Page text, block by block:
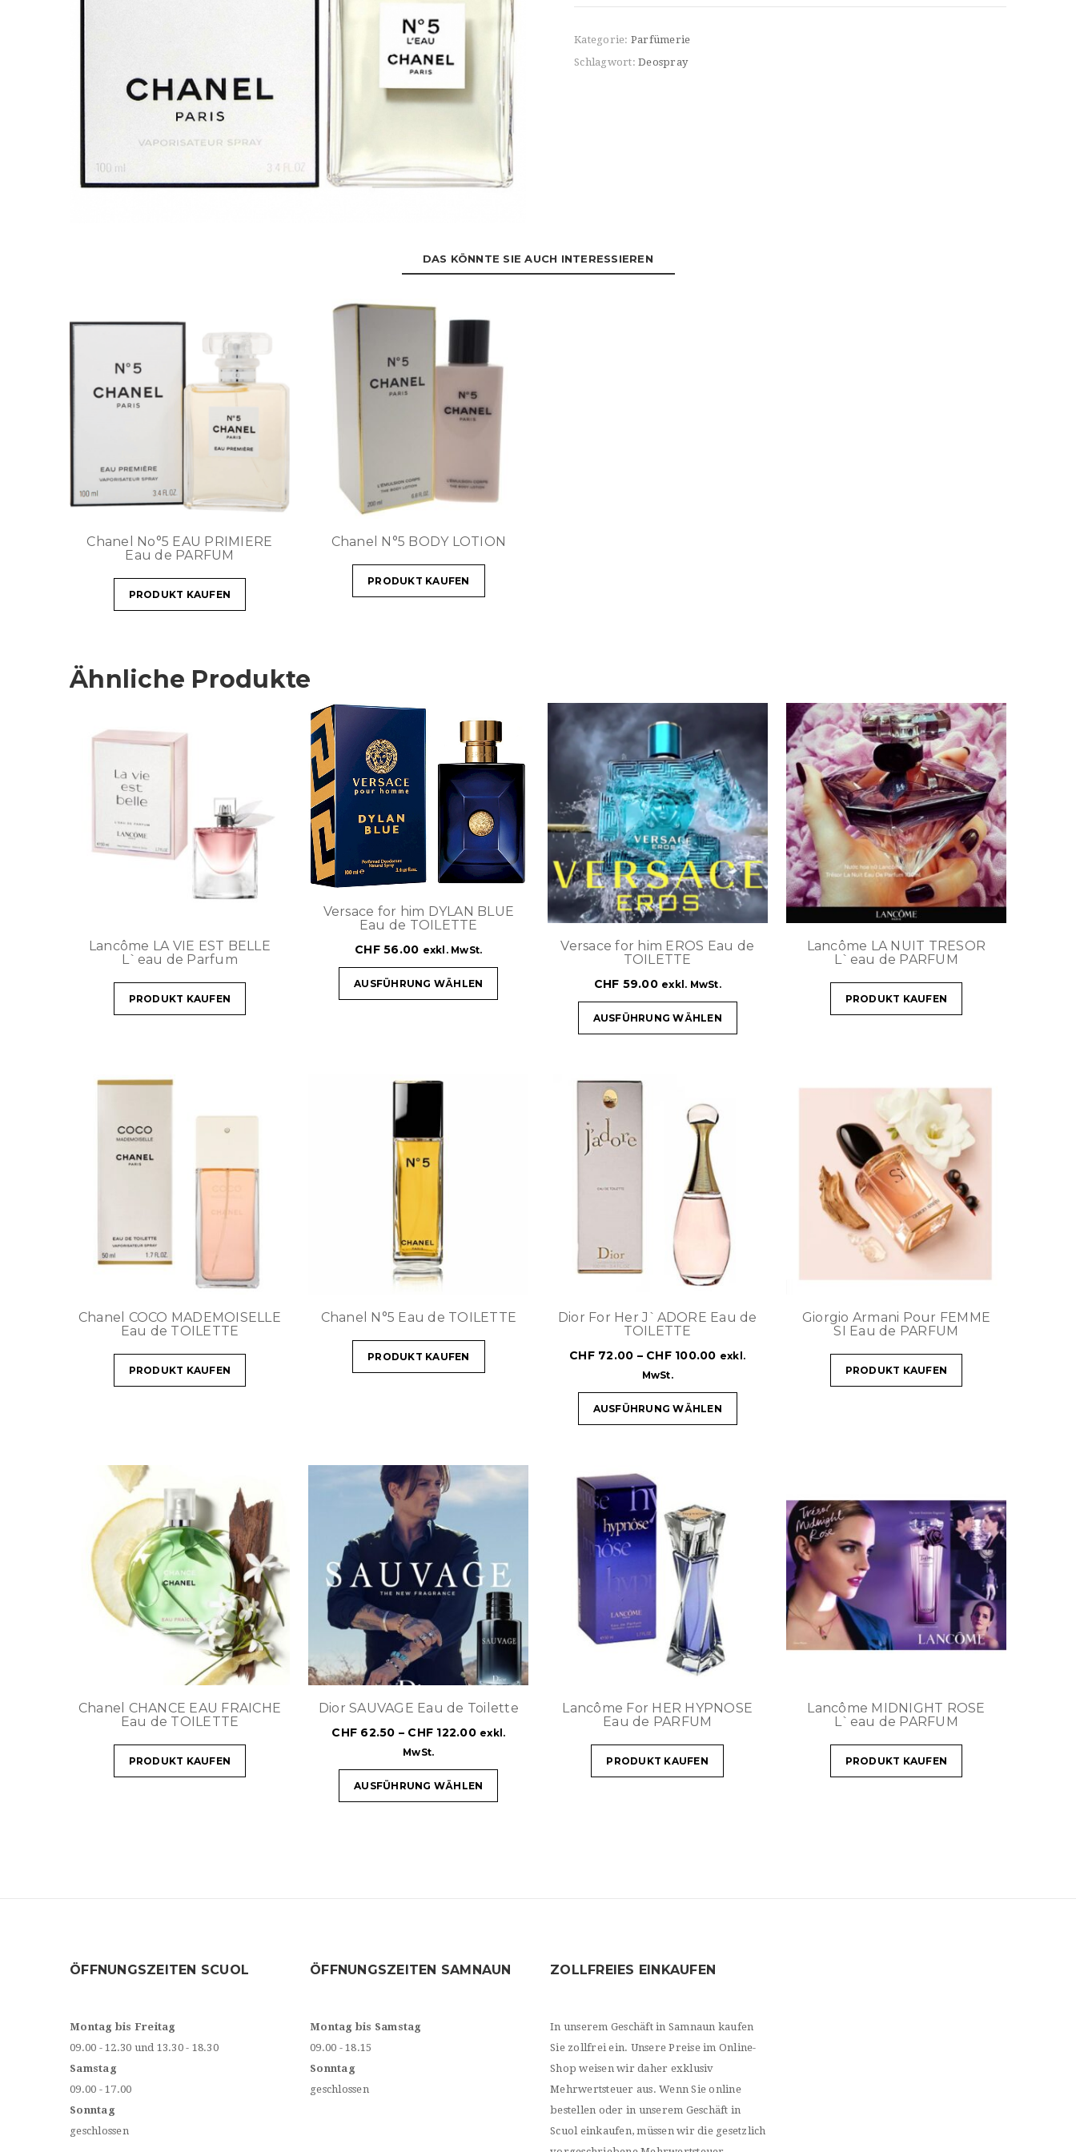
Kategorie: Parfümerie
Schlagwort: Deospray
DAS KÖNNTE SIE AUCH INTERESSIEREN
Chanel No°5 EAU PRIMIERE
Eau de PARFUM
PRODUKT KAUFEN
Chanel N°5 BODY LOTION
PRODUKT KAUFEN
Ähnliche Produkte
Lancôme LA VIE EST BELLE
L`eau de Parfum
PRODUKT KAUFEN
Versace for him DYLAN BLUE
Eau de TOILETTE
CHF56.00 exkl. MwSt.
AUSFÜHRUNG WÄHLEN
Versace for him EROS Eau de
TOILETTE
CHF 59.00 exkl. MwSt.
AUSFÜHRUNG WÄHLEN
Lancôme LA NUIT TRESOR
L`eau de PARFUM
PRODUKT KAUFEN
Chanel COCO MADEMOISELLE
Eau de TOILETTE
PRODUKT KAUFEN
Chanel N°5 Eau de TOILETTE
PRODUKT KAUFEN
Dior For Her J`ADORE Eau de
TOILETTE
CHF72.00 – CHF100.00 exkl.
MwSt.
AUSFÜHRUNG WÄHLEN
Giorgio Armani Pour FEMME
SI Eau de PARFUM
PRODUKT KAUFEN
Chanel CHANCE EAU FRAICHE
Eau de TOILETTE
PRODUKT KAUFEN
Dior SAUVAGE Eau de Toilette
CHF 62.50 – CHF 122.00 exkl.
MwSt.
AUSFÜHRUNG WÄHLEN
Lancôme For HER HYPNOSE
Eau de PARFUM
PRODUKT KAUFEN
Lancôme MIDNIGHT ROSE
L`eau de PARFUM
PRODUKT KAUFEN
ÖFFNUNGSZEITEN SCUOL
Montag bis Freitag
09.00 - 12.30 und 13.30 - 18.30
Samstag
09.00 - 17.00
Sonntag
geschlossen
ÖFFNUNGSZEITEN SAMNAUN
Montag bis Samstag
09.00 - 18.15
Sonntag
geschlossen
ZOLLFREIES EINKAUFEN
In unserem Geschäft in Samnaun kaufen
Sie zollfrei ein. Unsere Preise im Online-
Shop weisen wir daher exklusiv
Mehrwertsteuer aus. Wenn Sie online
bestellen oder in unserem Geschäft in
Scuol einkaufen, müssen wir die gesetzlich